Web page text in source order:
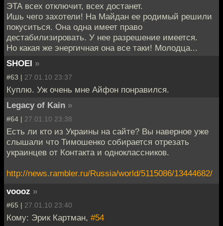
ЭТА всех отключит, всех достанет.
Ишь чего захотели! На Майдан ее родимый решили
покуситься. Она одна имеет право
дестабилизировать. У нее разрешение имеется.
Но какая же энергичная она все таки! Молодца...
SHOEI »
#63 | 27.01.10 23:37
Куплю. Уж очень мне Айфон понравился.
Legacy of Kain »
#64 | 27.01.10 23:38
Есть ли кто из Украины на сайте? Вы наверное уже
слышали что Тимошенко собирается отрезать
украинцев от Контакта и одноклассников.
http://news.rambler.ru/Russia/world/5115086/13444682/
voooz »
#65 | 27.01.10 23:40
Кому: Эрик Картман, #54